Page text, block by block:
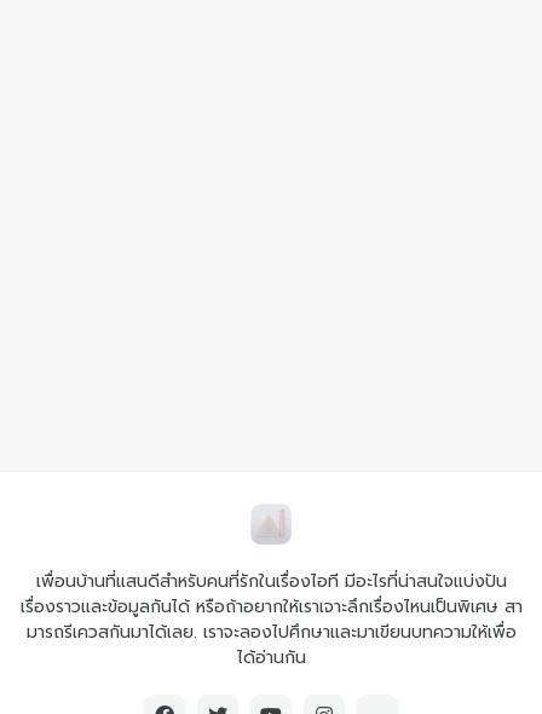
เพื่อนบ้านที่แสนดีสำหรับคนที่รักในเรื่องไอที มีอะไรที่น่าสนใจแบ่งปัน
เรื่องราวและข้อมูลกันได้ หรือถ้าอยากให้เราเจาะลึกเรื่องไหนเป็นพิเศษ สา
มารถรีเควสกันมาได้เลย. เราจะลองไปศึกษาและมาเขียนบทความให้เพื่อ
ได้อ่านกัน